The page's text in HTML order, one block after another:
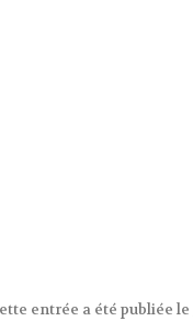
entrée a été publiée le